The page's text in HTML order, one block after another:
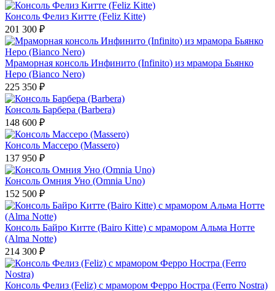
Консоль Фелиз Китте (Feliz Kitte)
201 300 ₽
Мраморная консоль Инфинито (Infinito) из мрамора Бьянко
Неро (Bianco Nero)
225 350 ₽
Консоль Барбера (Barbera)
148 600 ₽
Консоль Массеро (Massero)
137 950 ₽
Консоль Омния Уно (Omnia Uno)
152 500 ₽
Консоль Байро Китте (Bairo Кitte) с мрамором Альма Нотте
(Alma Notte)
214 300 ₽
Консоль Фелиз (Feliz) с мрамором Ферро Ностра (Ferro Nostra)